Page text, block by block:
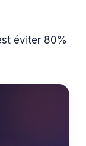
éviter 80%